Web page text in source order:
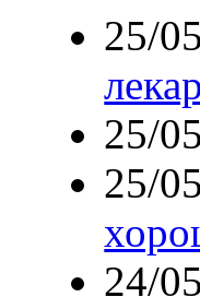
25/
25/
25/
24/